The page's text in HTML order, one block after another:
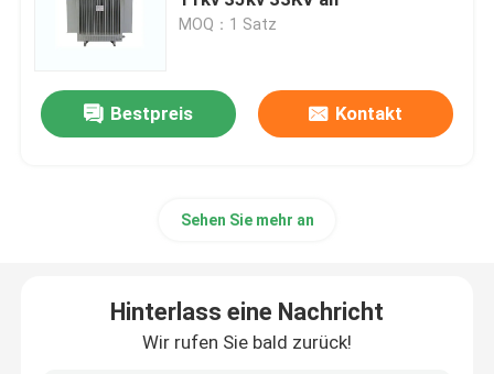
Vakuumleistungsschalter
Pint-Transformator
MOQ：1 Satz
Bestpreis Kontakt
Sehen Sie mehr an
Hinterlass eine Nachricht
Wir rufen Sie bald zurück!